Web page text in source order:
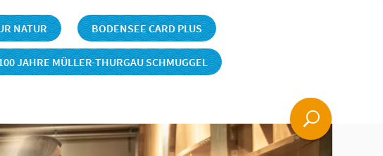
NATUR BODENSEE CARD PLUS
JAHRE MÜLLER-THURGAU SCHMUGGEL
in die Genusswelt der Familie Möhl